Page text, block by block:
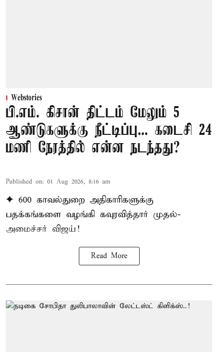
Webstories
பி.எம். கிசான் திட்டம் மேலும் 5
ஆண்டுகளுக்கு நீட்டிப்பு... கடைசி 24
மணி நேரத்தில் என்ன நடந்தது?
Published on: 01 Aug 2026, 8:16 am
✦ 600 காவல்துறை அதிகாரிகளுக்கு
பதக்கங்களை வழங்கி கவுரவித்தார் முதல்-
அமைச்சர் விஜய்!
Read More